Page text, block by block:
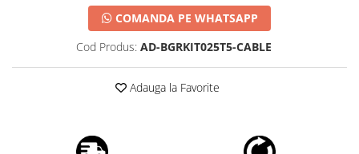
COMANDA PE WHATSAPP
Cod Produs: AD-BGRKIT025T5-CABLE
Adauga la Favorite